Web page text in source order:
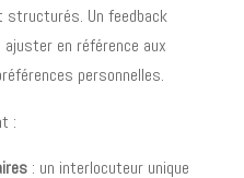
Un feedback
en référence aux
personnelles.
:
: un interlocuteur unique